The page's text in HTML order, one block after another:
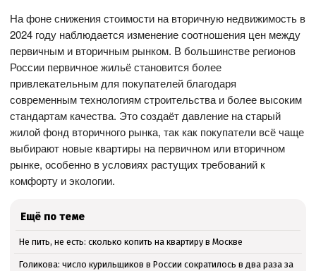
На фоне снижения стоимости на вторичную недвижимость в
2024 году наблюдается изменение соотношения цен между
первичным и вторичным рынком. В большинстве регионов
России первичное жильё становится более
привлекательным для покупателей благодаря
современным технологиям строительства и более высоким
стандартам качества. Это создаёт давление на старый
жилой фонд вторичного рынка, так как покупатели всё чаще
выбирают новые квартиры на первичном или вторичном
рынке, особенно в условиях растущих требований к
комфорту и экологии.
Ещё по теме
Не пить, не есть: сколько копить на квартиру в Москве
Голикова: число курильщиков в России сократилось в два раза за